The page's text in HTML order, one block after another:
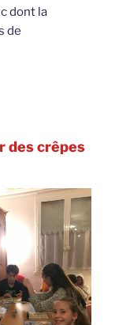
dont la
de
des crêpes